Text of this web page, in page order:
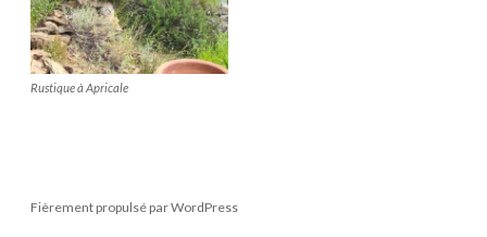
Rustique à Apricale
Fièrement propulsé par WordPress